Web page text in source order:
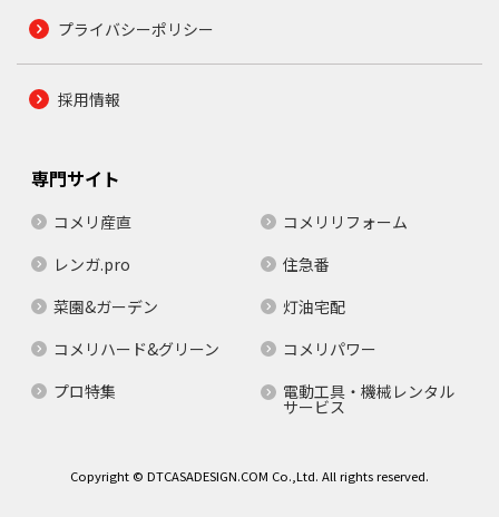
プライバシーポリシー
採用情報
専門サイト
コメリ産直
コメリリフォーム
レンガ.pro
住急番
菜園&ガーデン
灯油宅配
コメリハード&グリーン
コメリパワー
プロ特集
電動工具・機械レンタル
サービス
Copyright © DTCASADESIGN.COM Co.,Ltd. All rights reserved.